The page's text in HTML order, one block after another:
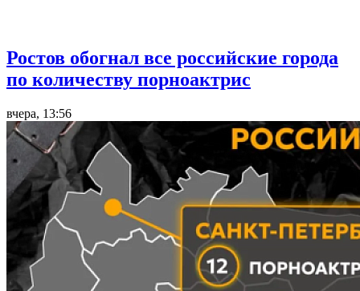
Ростов обогнал все российские города
по количеству порноактрис
вчера, 13:56